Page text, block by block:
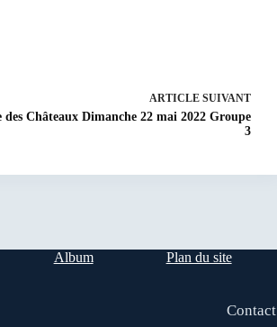
ARTICLE SUIVANT
des Châteaux Dimanche 22 mai 2022 Groupe
3
Album Plan du site